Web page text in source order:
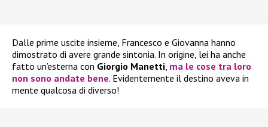
Dalle prime uscite insieme, Francesco e Giovanna hanno
dimostrato di avere grande sintonia. In origine, lei ha anche
fatto un’esterna con Giorgio Manetti ma le cose tra loro
non sono andate bene. Evidentemente il destino aveva in
mente qualcosa di diverso!